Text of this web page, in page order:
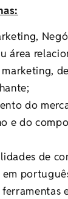
área
do
e do
de